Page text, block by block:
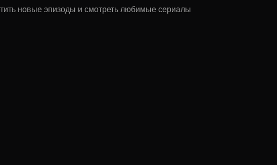
новые эпизоды и смотреть любимые сериалы